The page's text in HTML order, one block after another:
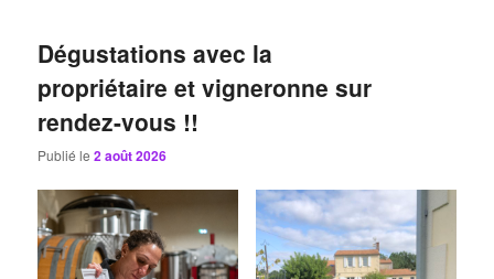
Dégustations avec la
propriétaire et vigneronne sur
rendez-vous !!
Publié le2 août 2026